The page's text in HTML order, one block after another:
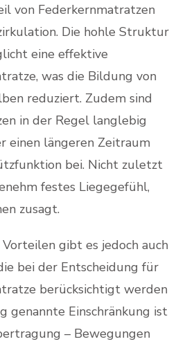
von Federkernmatratzen
Die hohle Struktur
eine effektive
was die Bildung von
reduziert. Zudem sind
in der Regel langlebig
einen längeren Zeitraum
bei. Nicht zuletzt
festes Liegegefühl,
zusagt.
gibt es jedoch auch
bei der Entscheidung für
berücksichtigt werden
genannte Einschränkung ist
– Bewegungen